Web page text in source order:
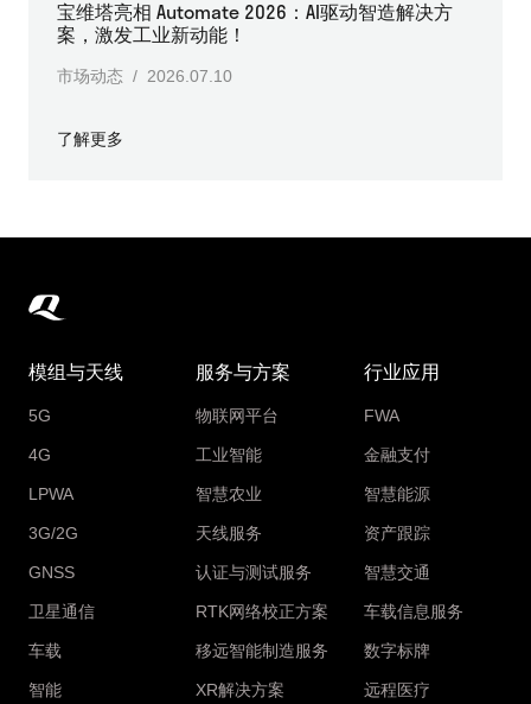
宝维塔亮相 Automate 2026：AI驱动智造解决方
案，激发工业新动能！
市场动态 / 2026.07.10
了解更多
模组与天线
5G
4G
LPWA
3G/2G
GNSS
卫星通信
车载
智能
服务与方案
物联网平台
工业智能
智慧农业
天线服务
认证与测试服务
RTK网络校正方案
移远智能制造服务
XR解决方案
行业应用
FWA
金融支付
智慧能源
资产跟踪
智慧交通
车载信息服务
数字标牌
远程医疗